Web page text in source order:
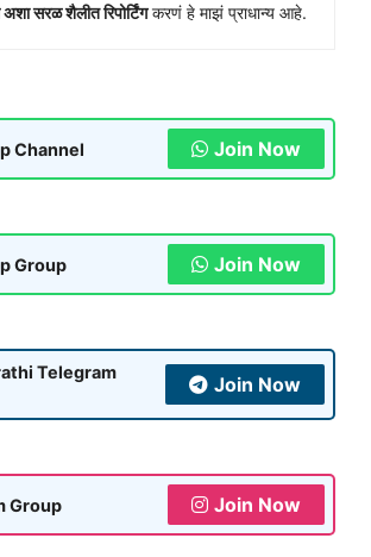
सरळ शैलीत रिपोर्टिंगकरणं हे माझं प्राधान्य आहे.
Channel Join Now
Group Join Now
Telegram
Join Now
Group Join Now